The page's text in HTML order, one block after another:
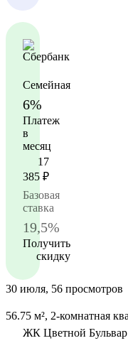
Семейная
6%
Платеж
в
месяц
17
385 ₽
Базовая
ставка
19,5%
Получить
скидку
30 июля, 56 просмотров
56.75 м², 2-комнатная
ЖК Цветной Бульвар